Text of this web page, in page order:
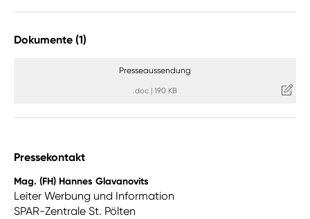
Dokumente (1)
Presseaussendung
.doc 190 KB
Pressekontakt
Mag. (FH) Hannes Glavanovits
Leiter Werbung und Information
SPAR-Zentrale St. Pölten